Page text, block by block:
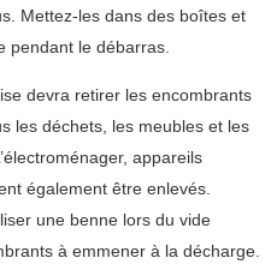
Mettez-les dans des boîtes et
pendant le débarras.
devra retirer les encombrants
les déchets, les meubles et les
appareils
également être enlevés.
une benne lors du vide
à emmener à la décharge.